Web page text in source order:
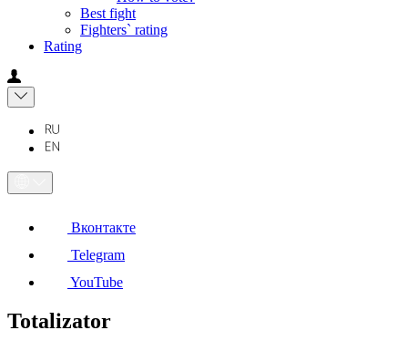
Best fight
Fighters` rating
Rating
Вконтакте
Telegram
YouTube
Totalizator